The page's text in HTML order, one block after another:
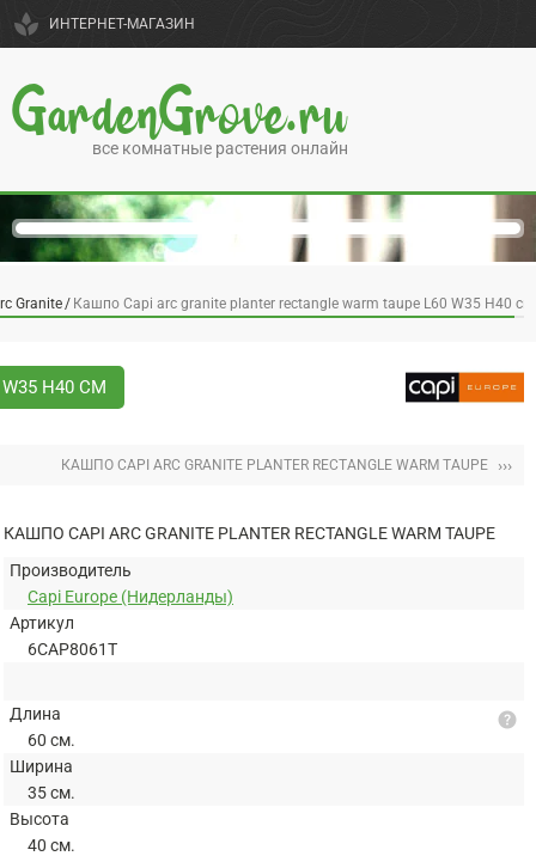
spa ИНТЕРНЕТ-МАГАЗИН
GardenGrove.ru
все комнатные растения онлайн
Granite Кашпо Capi arc granite planter rectangle warm taupe L60 W35 H40 см
W35 H40 СМ
КАШПО CAPI ARC GRANITE PLANTER RECTANGLE WARM TAUPE ›››
КАШПО CAPI ARC GRANITE PLANTER RECTANGLE WARM TAUPE
Производитель
Capi Europe (Нидерланды)
Артикул
6CAP8061T
Длина
60 см.
Ширина
35 см.
Высота
40 см.
help